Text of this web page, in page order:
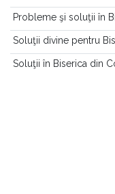
Probleme şi soluţii în
Soluţii divine pentru
Soluţii în Biserica din